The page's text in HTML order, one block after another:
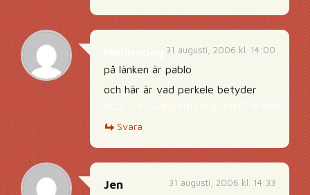
31 augusti, 2006 kl. 14:00
på länken är pablo
och här är vad perkele betyder
Svara
31 augusti, 2006 kl. 14:33
Jen